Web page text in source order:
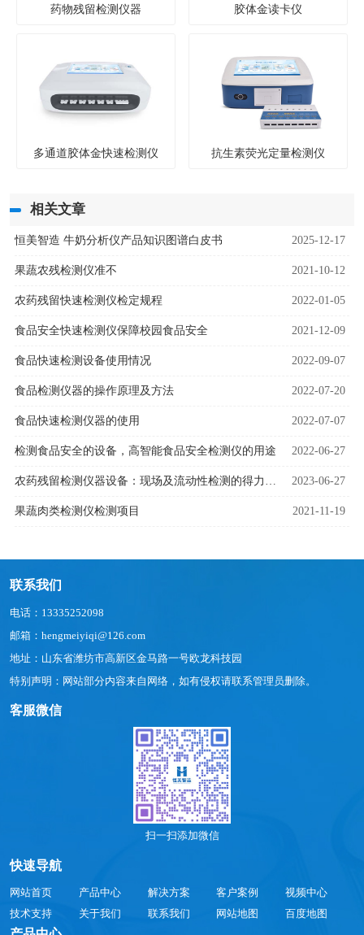
药物残留检测仪器 胶体金读卡仪
多通道胶体金快速检测仪 抗生素荧光定量检测仪
相关文章
恒美智造 牛奶分析仪产品知识图谱白皮书 2025-12-17
果蔬农残检测仪准不 2021-10-12
农药残留快速检测仪检定规程 2022-01-05
食品安全快速检测仪保障校园食品安全 2021-12-09
食品快速检测设备使用情况 2022-09-07
食品检测仪器的操作原理及方法 2022-07-20
食品快速检测仪器的使用 2022-07-07
检测食品安全的设备，高智能食品安全检测仪的用途 2022-06-27
2023-06-27
果蔬肉类检测仪检测项目 2021-11-19
联系我们
电话：13335252098
邮箱：hengmeiyiqi@126.com
地址：山东省潍坊市高新区金马路一号欧龙科技园
特别声明：网站部分内容来自网络，如有侵权请联系管理员删除。
客服微信
扫一扫添加微信
快速导航
网站首页 产品中心 解决方案 客户案例
视频中心
技术支持
关于我们 联系我们 网站地图 百度地图